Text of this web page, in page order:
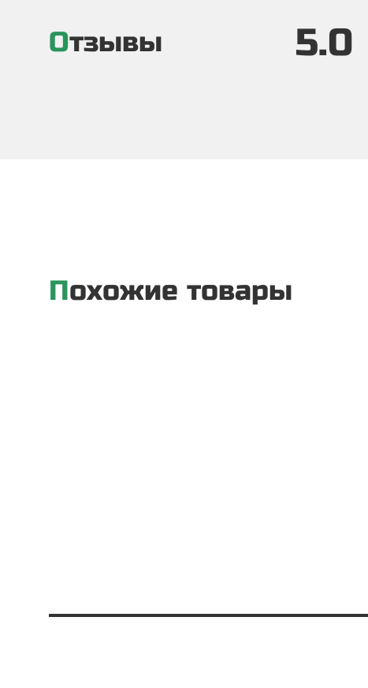
Отзывы 5.0
Похожие товары